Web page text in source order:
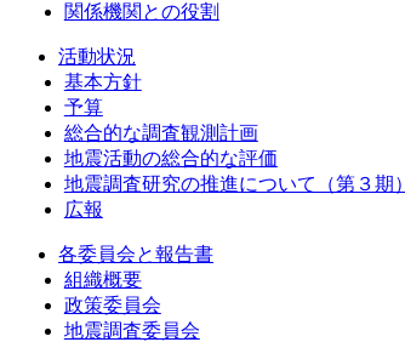
関係機関との役割
活動状況
基本方針
予算
総合的な調査観測計画
地震活動の総合的な評価
地震調査研究の推進について（第３期）
広報
各委員会と報告書
組織概要
政策委員会
地震調査委員会